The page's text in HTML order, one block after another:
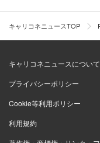
キャリコネニュースTOP
キャリコネニュースについ
プライバシーポリシー
Cookie等利用ポリシー
利用規約